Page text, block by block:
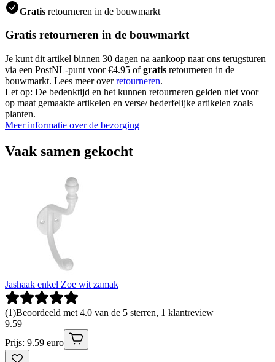
Gratis retourneren in de bouwmarkt
Gratis retourneren in de bouwmarkt
Je kunt dit artikel binnen 30 dagen na aankoop naar ons terugsturen
via een PostNL-punt voor €4.95 ofgratis retourneren in de
bouwmarkt. Lees meer overretourneren.
Let op: De bedenktijd en het kunnen retourneren gelden niet voor
op maat gemaakte artikelen en verse/ bederfelijke artikelen zoals
planten.
Meer informatie over de bezorging
Vaak samen gekocht
Jashaak enkel Zoe wit zamak
(1)Beoordeeld met 4.0 van de 5 sterren, 1 klantreview
9.59
Prijs: 9.59 euro